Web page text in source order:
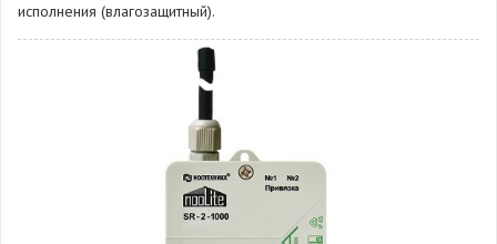
исполнения (влагозащитный).